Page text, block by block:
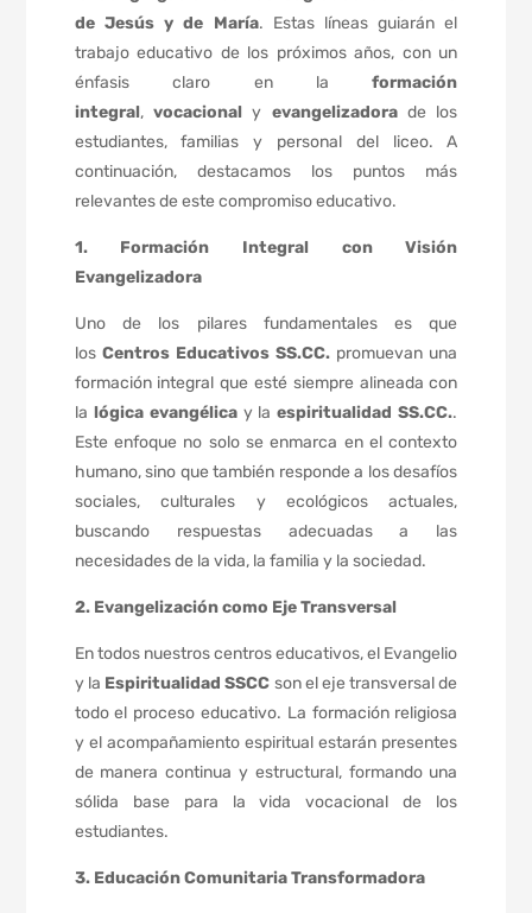
de Jesús y de María. Estas líneas guiarán el
trabajo educativo de los próximos años, con un
énfasis claro en la
formación
integral, vocacional y evangelizadora de los
estudiantes, familias y personal del liceo. A
continuación, destacamos los puntos más
relevantes de este compromiso educativo.
1. Formación Integral con Visión
Evangelizadora
Uno de los pilares fundamentales es que
los Centros Educativos SS.CC. promuevan una
formación integral que esté siempre alineada con
la lógica evangélica y la espiritualidad SS.CC..
Este enfoque no solo se enmarca en el contexto
humano, sino que también responde a los desafíos
sociales, culturales y ecológicos actuales,
buscando respuestas adecuadas a las
necesidades de la vida, la familia y la sociedad.
2. Evangelización como Eje Transversal
En todos nuestros centros educativos, el Evangelio
y la Espiritualidad SSCC son el eje transversal de
todo el proceso educativo. La formación religiosa
y el acompañamiento espiritual estarán presentes
de manera continua y estructural, formando una
sólida base para la vida vocacional de los
estudiantes.
3. Educación Comunitaria Transformadora